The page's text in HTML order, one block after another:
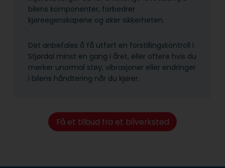
bilens komponenter, forbedrer
kjøreegenskapene og øker sikkerheten.
Det anbefales å få utført en forstillingskontroll i
Stjørdal minst en gang i året, eller oftere hvis du
merker unormal støy, vibrasjoner eller endringer
i bilens håndtering når du kjører.
Få et tilbud fra et bilverksted